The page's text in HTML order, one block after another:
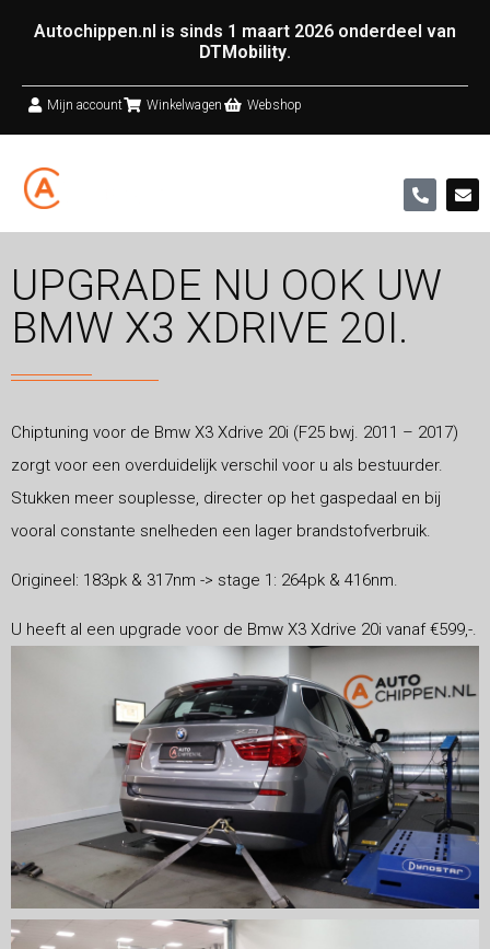
Autochippen.nl is sinds 1 maart 2026 onderdeel van
DTMobility.
Mijn account Winkelwagen Webshop
UPGRADE NU OOK UW
BMW X3 XDRIVE 20I.
Chiptuning voor de Bmw X3 Xdrive 20i (F25 bwj. 2011 – 2017)
zorgt voor een overduidelijk verschil voor u als bestuurder.
Stukken meer souplesse, directer op het gaspedaal en bij
vooral constante snelheden een lager brandstofverbruik.
Origineel: 183pk & 317nm -> stage 1: 264pk & 416nm.
U heeft al een upgrade voor de Bmw X3 Xdrive 20i vanaf €599,-.